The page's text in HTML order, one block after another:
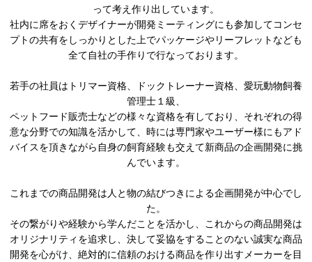
って考え作り出しています。
社内に席をおくデザイナーが開発ミーティングにも参加してコンセ
プトの共有をしっかりとした上でパッケージやリーフレットなども
全て自社の手作りで行なっております。
若手の社員はトリマー資格、ドックトレーナー資格、愛玩動物飼養
管理士１級、
ペットフード販売士などの様々な資格を有しており、それぞれの得
意な分野での知識を活かして、時には専門家やユーザー様にもアド
バイスを頂きながら自身の飼育経験も交えて新商品の企画開発に挑
んでいます。
これまでの商品開発は人と物の結びつきによる企画開発が中心でし
た。
その繋がりや経験から学んだことを活かし、これからの商品開発は
オリジナリティを追求し、決して妥協をすることのない誠実な商品
開発を心がけ、絶対的に信頼のおける商品を作り出すメーカーを目